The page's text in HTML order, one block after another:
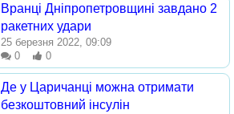
Вранці Дніпропетровщині завдано 2
ракетних удари
25 березня 2022, 09:09
0
0
Де у Царичанці можна отримати
безкоштовний інсулін